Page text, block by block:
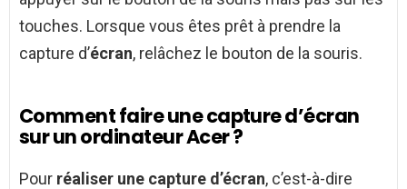
touches. Lorsque vous êtes prêt à prendre la
capture d’écran, relâchez le bouton de la souris.
Comment faire une capture d’écran
sur un ordinateur Acer ?
Pour réaliser une capture d’écran, c’est-à-dire